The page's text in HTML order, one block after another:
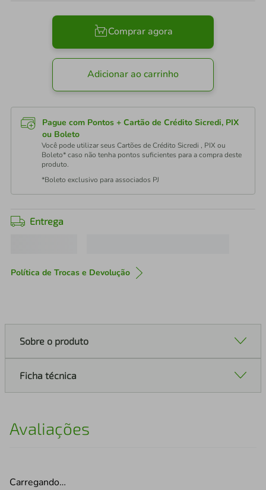
Comprar agora
Adicionar ao carrinho
Pague com Pontos + Cartão de Crédito Sicredi, PIX
ou Boleto
Você pode utilizar seus Cartões de Crédito Sicredi , PIX ou
Boleto* caso não tenha pontos suficientes para a compra deste
produto.
*Boleto exclusivo para associados PJ
Entrega
Política de Trocas e Devolução
Sobre o produto
Ficha técnica
Avaliações
Carregando…